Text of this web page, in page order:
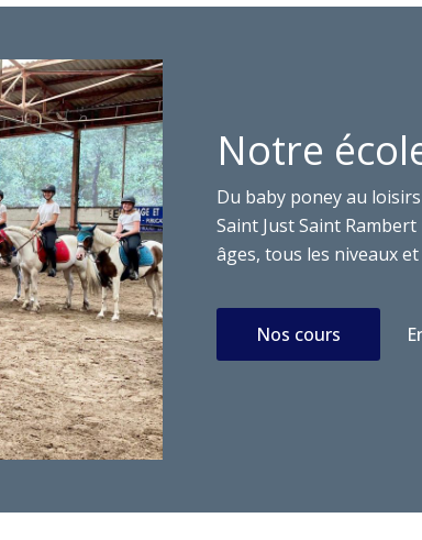
Notre
Du baby poney au
Saint Just Saint
âges, tous les niveaux
Nos cours